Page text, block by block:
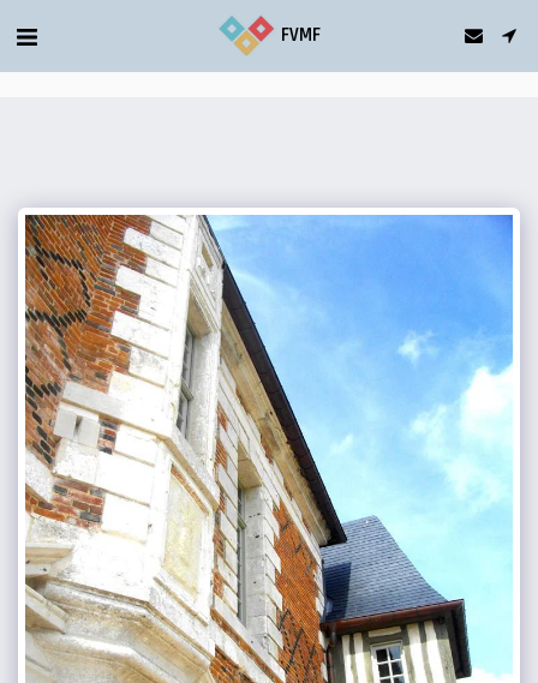
gtag('config', 'G-5T2FDQN1C0');
FVMF